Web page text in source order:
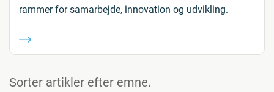
rammer for samarbejde, innovation og udvikling.
Sorter artikler efter emne.